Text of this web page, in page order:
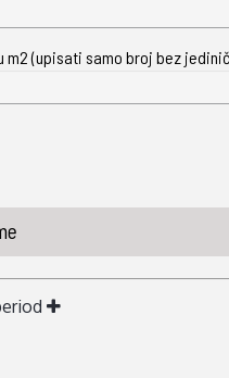
m2 (upisati samo broj bez